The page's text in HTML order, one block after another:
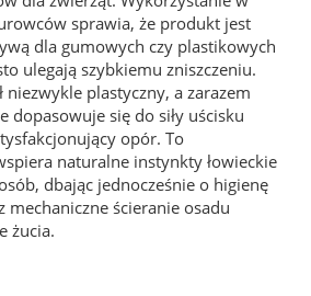
sprawia, że produkt jest
dla gumowych czy plastikowych
ulegają szybkiemu zniszczeniu.
niezwykle plastyczny, a zarazem
dopasowuje się do siły uścisku
opór. To
naturalne instynkty łowieckie
dbając jednocześnie o higienę
mechaniczne ścieranie osadu
żucia.